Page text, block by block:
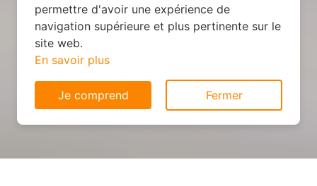
permettre d'avoir une expérience de
navigation supérieure et plus pertinente sur le
site web.
En savoir plus
Je comprend Fermer